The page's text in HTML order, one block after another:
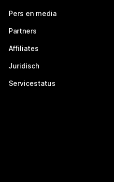
Pers en media
Partners
Affiliates
Juridisch
Servicestatus